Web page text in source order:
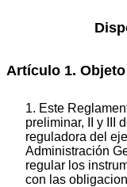
Artículo 1.
1. Este
preliminar, II y III
reguladora del
Administración
regular los
con las